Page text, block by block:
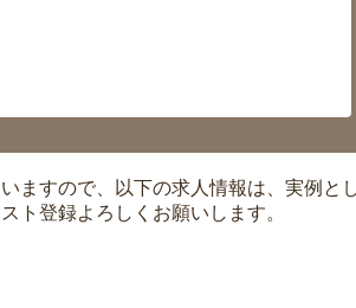
ますので、以下の求人情報は、実例と
ト登録よろしくお願いします。